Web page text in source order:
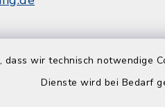
wir technisch notwendige
Dienste wird bei Bedarf